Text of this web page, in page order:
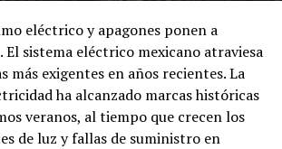
con Estados Unidos.
como se ha documentado, consiste
volúmenes de gasolina o diésel sin
correspondientes. Este esquema
complicidad de autoridades
eléctrico y apagones ponen a
El sistema eléctrico mexicano atraviesa
más exigentes en años recientes. La
ha alcanzado marcas históricas
veranos, al tiempo que crecen los
de luz y fallas de suministro en